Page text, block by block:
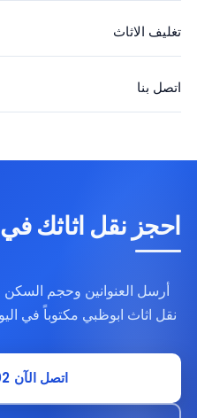
تغليف الاثاث
اتصل بنا
احجز نقل اثاثك
أرسل العنوانين وحجم
نقل اثاث ابوظبي مكتوباً في
اتصل الآن 0561365702